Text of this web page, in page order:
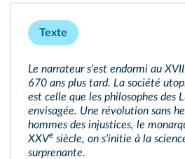
Texte
Le narrateur s'est endormi au
670 ans plus tard. La société
est celle que les philosophes des
envisagée. Une révolution sans
hommes des injustices, le
XXVe siècle, on s'initie à la
surprenante.